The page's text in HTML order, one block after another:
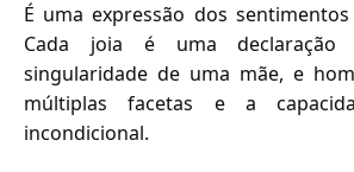
É uma expressão dos
Cada joia é uma
singularidade de uma mãe, e
múltiplas facetas e a
incondicional.